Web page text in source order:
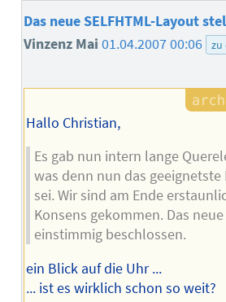
Das neue SELFHTML-Layout
Vinzenz Mai01.04.2007 00:06 zu
Hallo Christian,
Es gab nun intern lange
was denn nun das geeignetste
sei. Wir sind am Ende
Konsens gekommen. Das
einstimmig beschlossen.
ein Blick auf die Uhr ...
... ist es wirklich schon so weit?